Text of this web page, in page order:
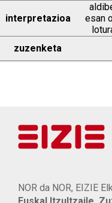
interpretazioa
esan
zuzenketa
NOR da NOR, EIZIE